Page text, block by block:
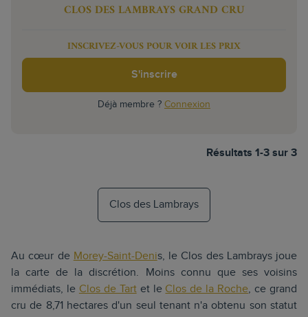
CLOS DES LAMBRAYS GRAND CRU
INSCRIVEZ-VOUS POUR VOIR LES PRIX
S'inscrire
Déjà membre ? Connexion
Résultats 1-3 sur 3
Clos des Lambrays
Au cœur de Morey-Saint-Denis, le Clos des Lambrays joue
la carte de la discrétion. Moins connu que ses voisins
immédiats, le Clos de Tartet le Clos de la Roche, ce grand
cru de 8,71 hectares d'un seul tenant n'a obtenu son statut